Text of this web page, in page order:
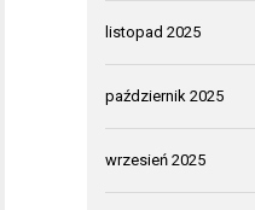
listopad 2025
październik 2025
wrzesień 2025